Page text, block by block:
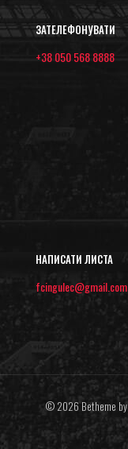
ЗАТЕЛЕФОНУВАТИ
+38 050 568 8888
НАПИСАТИ ЛИСТА
fcingulec@gmail.com
© 2026 Betheme by